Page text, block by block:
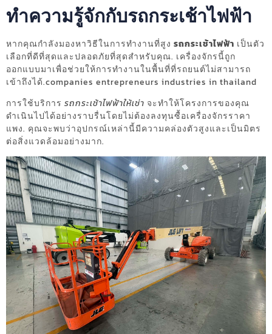
ทำความรู้จักกับรถกระเช้าไฟฟ้า
หากคุณกำลังมองหาวิธีในการทำงานที่สูง รถกระเช้าไฟฟ้า เป็นตัว
เลือกที่ดีที่สุดและปลอดภัยที่สุดสำหรับคุณ. เครื่องจักรนี้ถูก
ออกแบบมาเพื่อช่วยให้การทำงานในพื้นที่ที่รถยนต์ไม่สามารถ
เข้าถึงได้.companies entrepreneurs industries in thailand
การใช้บริการ รถกระเช้าไฟฟ้าให้เช่า จะทำให้โครงการของคุณ
ดำเนินไปได้อย่างราบรื่นโดยไม่ต้องลงทุนซื้อเครื่องจักรราคา
แพง. คุณจะพบว่าอุปกรณ์เหล่านี้มีความคล่องตัวสูงและเป็นมิตร
ต่อสิ่งแวดล้อมอย่างมาก.